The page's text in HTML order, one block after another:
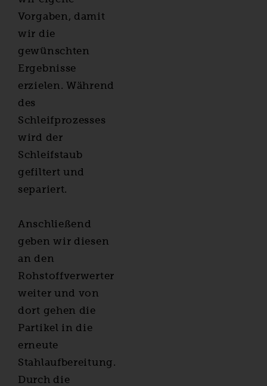
Vorgaben, damit
wir die
gewünschten
Ergebnisse
erzielen. Während
des
Schleifprozesses
wird der
Schleifstaub
gefiltert und
separiert.
Anschließend
geben wir diesen
an den
Rohstoffverwerter
weiter und von
dort gehen die
Partikel in die
erneute
Stahlaufbereitung.
Durch die